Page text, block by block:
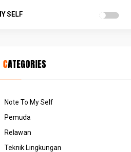
SELF
CATEGORIES
Note To My Self
Pemuda
Relawan
Teknik Lingkungan